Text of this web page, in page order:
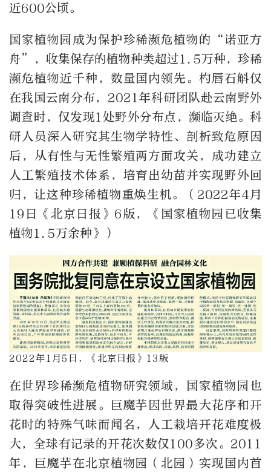
近600公顷。
国家植物园成为保护珍稀濒危植物的“诺亚方
舟”，收集保存的植物种类超过1.5万种，珍稀
濒危植物近千种，数量国内领先。杓唇石斛仅
在我国云南分布，2021年科研团队赴云南野外
调查时，仅发现1处野外分布点，濒临灭绝。科
研人员深入研究其生物学特性、剖析致危原因
后，从有性与无性繁殖两方面攻关，成功建立
人工繁殖技术体系，培育出幼苗并实现野外回
归，让这种珍稀植物重焕生机。（2022年4月
19日《北京日报》6版，《国家植物园已收集
植物1.5万余种》）
2022年1月5日，《北京日报》13版
在世界珍稀濒危植物研究领域，国家植物园也
取得突破性进展。巨魔芋因世界最大花序和开
花时的特殊气味而闻名，人工栽培开花难度极
大，全球有记录的开花次数仅100多次。2011
年，巨魔芋在北京植物园（北园）实现国内首